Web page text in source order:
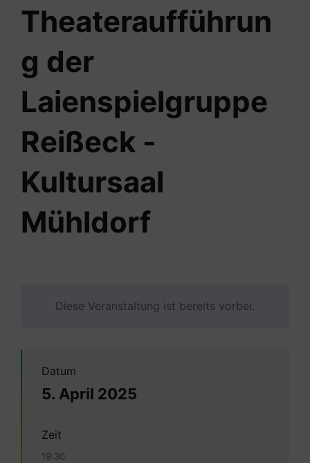
Theateraufführun
g der
Laienspielgruppe
Reißeck -
Kultursaal
Mühldorf
Diese Veranstaltung ist bereits vorbei.
Datum
5. April 2025
Zeit
19:30